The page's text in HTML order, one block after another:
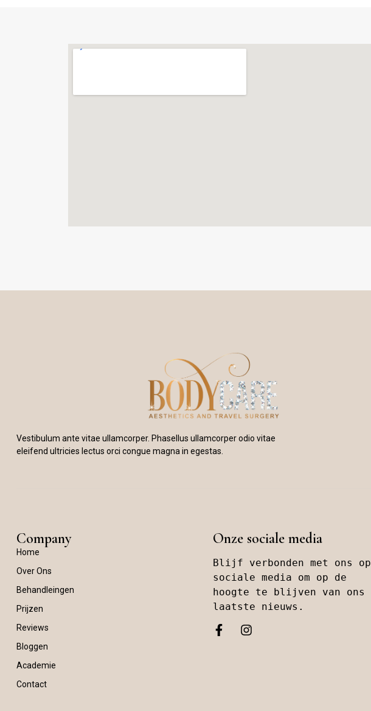
Vestibulum ante vitae ullamcorper. Phasellus ullamcorper odio vitae
eleifend ultricies lectus orci congue magna in egestas.
Company
Home
Over Ons
Behandleingen
Prijzen
Reviews
Bloggen
Academie
Contact
Onze sociale media
Blijf verbonden met ons op
sociale media om op de
hoogte te blijven van ons
laatste nieuws.